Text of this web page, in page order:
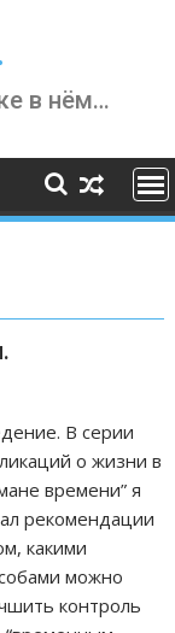
в нём…
В серии
о жизни в
времени” я
рекомендации
какими
можно
контроль